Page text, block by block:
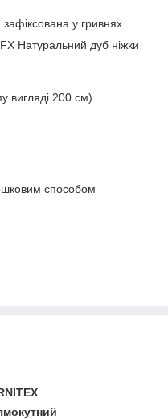
у гривнях.
Натуральний дуб ніжки
вигляді 200 см)
способом